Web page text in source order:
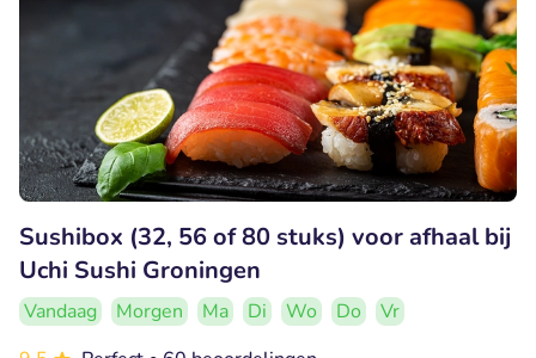
Sushibox (32, 56 of 80 stuks) voor afhaal bij
Uchi Sushi Groningen
Vandaag Morgen Ma Di Wo Do
Vr